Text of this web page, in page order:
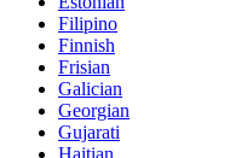
Filipino
Finnish
Frisian
Galician
Georgian
Gujarati
Haitian